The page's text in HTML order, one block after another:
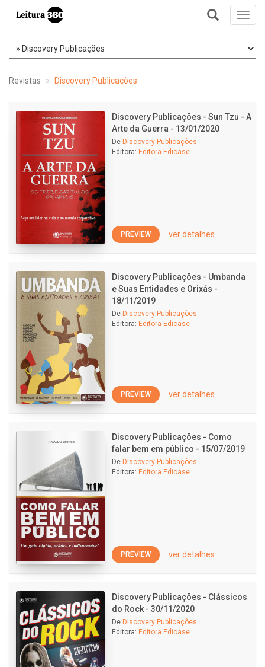
+
Revistas Discovery Publicações
Discovery Publicações - Sun Tzu - A
Arte da Guerra - 13/01/2020
De Discovery Publicações
Editora: Editora Edicase
PREVIEW ver detalhes
Discovery Publicações - Umbanda
e Suas Entidades e Orixás -
18/11/2019
De Discovery Publicações
Editora: Editora Edicase
PREVIEW ver detalhes
Discovery Publicações - Como
falar bem em público - 15/07/2019
De Discovery Publicações
Editora: Editora Edicase
PREVIEW ver detalhes
Discovery Publicações - Clássicos
do Rock - 30/11/2020
De Discovery Publicações
Editora: Editora Edicase